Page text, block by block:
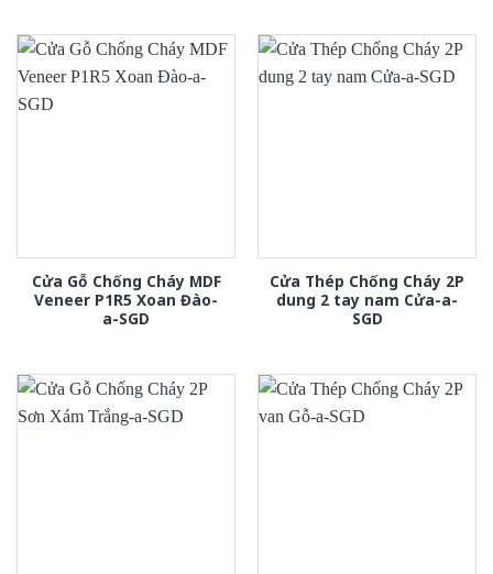
Cửa Gỗ Chống Cháy MDF
Veneer P1R5 Xoan Đào-
a-SGD
Cửa Thép Chống Cháy 2P
dung 2 tay nam Cửa-a-
SGD